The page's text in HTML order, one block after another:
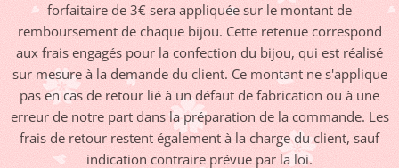
forfaitaire de 3€ sera appliquée sur le montant de
remboursement de chaque bijou. Cette retenue correspond
aux frais engagés pour la confection du bijou, qui est réalisé
sur mesure à la demande du client. Ce montant ne s'applique
pas en cas de retour lié à un défaut de fabrication ou à une
erreur de notre part dans la préparation de la commande. Les
frais de retour restent également à la charge du client, sauf
indication contraire prévue par la loi.